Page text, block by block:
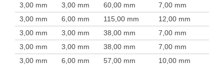
3,00 mm
3,00 mm 60,00 mm 7,00 mm
3,00 mm
6,00 mm 115,00 mm 12,00 mm
3,00 mm
3,00 mm 38,00 mm 7,00 mm
3,00 mm
3,00 mm 38,00 mm 7,00 mm
3,00 mm
6,00 mm 57,00 mm 10,00 mm